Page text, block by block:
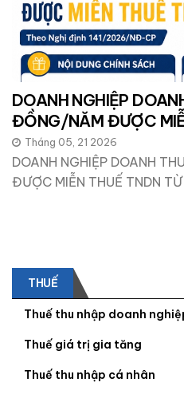
THUẾ
Thuế thu nhập doanh
Thuế giá trị gia tăng
Thuế thu nhập cá nhân
DOANH NGHIỆP
ĐỒNG/NĂM ĐƯỢC
2026
Tháng 05, 21 2026
DOANH NGHIỆP DOANH
ĐƯỢC MIỄN THUẾ TNDN